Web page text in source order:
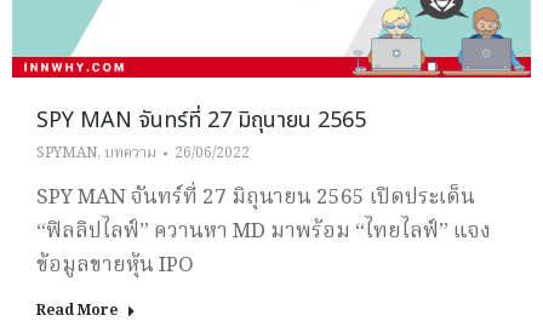
SPY MAN จันทร์ที่ 27 มิถุนายน 2565
SPYMAN, บทความ 26/06/2022
SPY MAN จันทร์ที่ 27 มิถุนายน 2565 เปิดประเด็น
“ฟิลลิปไลฟ์” ควานหา MD มาพร้อม “ไทยไลฟ์” แจง
ข้อมูลขายหุ้น IPO
Read More